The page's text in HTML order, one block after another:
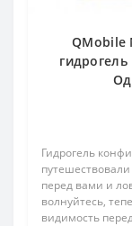
QMobile
Гидрогель
перед вами и
волнуйтесь,
видимость